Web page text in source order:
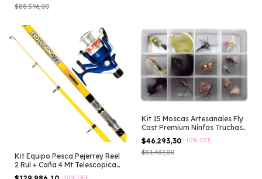
$88.596,00
Kit Equipo Pesca Pejerrey Reel
2 Rul + Caña 4 Mt Telescopica
Gris Derecho/izquierdo
Kit 15 Moscas Artesanales Fly
Cast Premium Ninfas Truchas
Variado
$46.293,30 -10% OFF
$51.437,00